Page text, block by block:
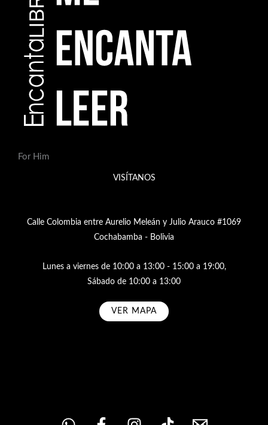
For Him
VISÍTANOS
Calle Colombia entre Aurelio Meleán y Julio Arauco #1069
Cochabamba - Bolivia
Lunes a viernes de 10:00 a 13:00 - 15:00 a 19:00,
Sábado de 10:00 a 13:00
VER MAPA